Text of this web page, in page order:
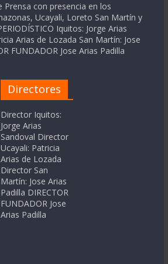
Prensa con presencia en los
Ucayali, Loreto San Martín y
Iquitos: Jorge Arias
Arias de Lozada San Martín: Jose
FUNDADOR Jose Arias Padilla
Directores
Director Iquitos:
Jorge Arias
Sandoval Director
Ucayali: Patricia
Arias de Lozada
Director San
Martín: Jose Arias
Padilla DIRECTOR
FUNDADOR Jose
Arias Padilla